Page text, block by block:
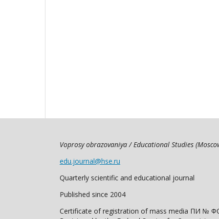
Voprosy obrazovaniya / Educational Studies
edu.journal@hse.ru
Quarterly scientific and educational journal
Published since 2004
Certificate of registration of mass media ПИ №